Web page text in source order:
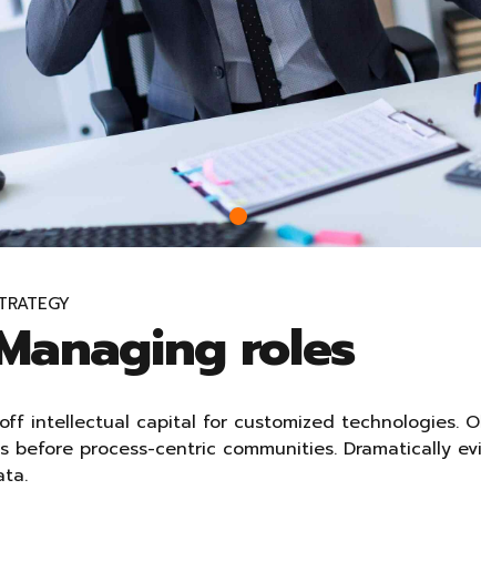
roles
intellectual capital for customized technologies.
before process-centric communities. Dramatically